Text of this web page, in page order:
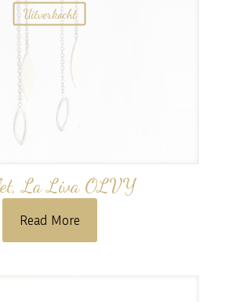
Uitverkocht
La Liva OLVY
Read More